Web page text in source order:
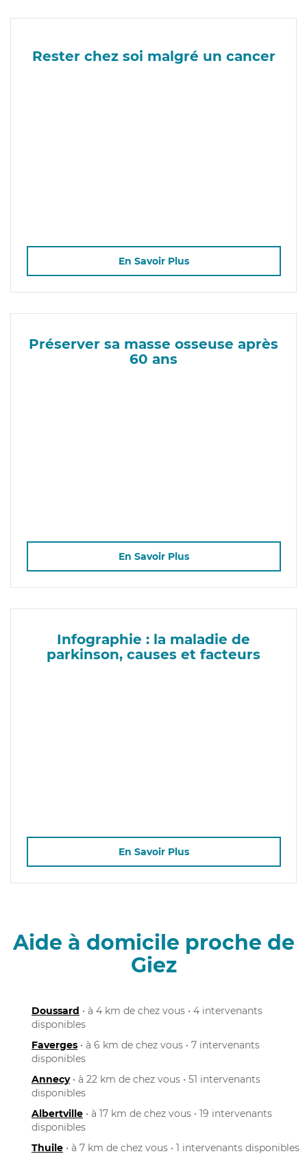
Rester chez soi malgré un cancer
En Savoir Plus
Préserver sa masse osseuse après
60 ans
En Savoir Plus
Infographie : la maladie de
parkinson, causes et facteurs
En Savoir Plus
Aide à domicile proche de
Giez
Doussard • à 4 km de chez vous • 4 intervenants
disponibles
Faverges • à 6 km de chez vous • 7 intervenants
disponibles
Annecy• à 22 km de chez vous • 51 intervenants
disponibles
Albertville • à 17 km de chez vous • 19 intervenants
disponibles
Thuile • à 7 km de chez vous • 1 intervenants disponibles